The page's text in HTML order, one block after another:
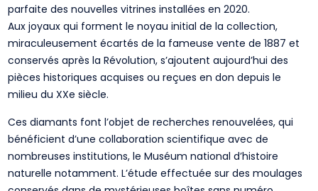
parfaite des nouvelles vitrines installées en 2020.
Aux joyaux qui forment le noyau initial de la collection,
miraculeusement écartés de la fameuse vente de 1887 et
conservés après la Révolution, s’ajoutent aujourd’hui des
pièces historiques acquises ou reçues en don depuis le
milieu du XXe siècle.
Ces diamants font l’objet de recherches renouvelées, qui
bénéficient d’une collaboration scientifique avec de
nombreuses institutions, le Muséum national d’histoire
naturelle notamment. L’étude effectuée sur des moulages